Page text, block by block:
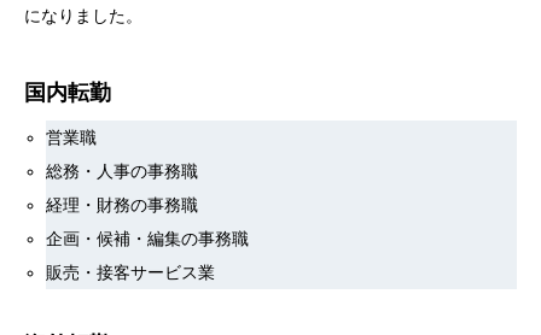
になりました。
国内転勤
営業職
総務・人事の事務職
経理・財務の事務職
企画・候補・編集の事務職
販売・接客サービス業